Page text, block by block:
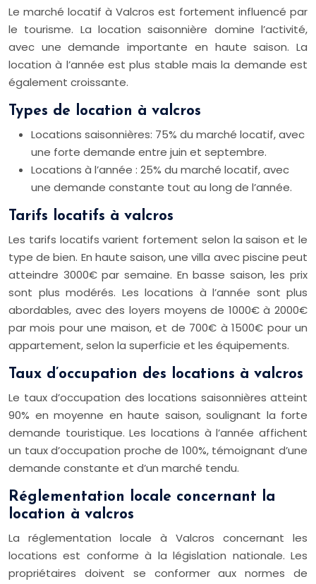
Le marché locatif à Valcros est fortement influencé par
le tourisme. La location saisonnière domine l’activité,
avec une demande importante en haute saison. La
location à l’année est plus stable mais la demande est
également croissante.
Types de location à valcros
Locations saisonnières: 75% du marché locatif, avec
une forte demande entre juin et septembre.
Locations à l’année : 25% du marché locatif, avec
une demande constante tout au long de l’année.
Tarifs locatifs à valcros
Les tarifs locatifs varient fortement selon la saison et le
type de bien. En haute saison, une villa avec piscine peut
atteindre 3000€ par semaine. En basse saison, les prix
sont plus modérés. Les locations à l’année sont plus
abordables, avec des loyers moyens de 1000€ à 2000€
par mois pour une maison, et de 700€ à 1500€ pour un
appartement, selon la superficie et les équipements.
Taux d’occupation des locations à valcros
Le taux d’occupation des locations saisonnières atteint
90% en moyenne en haute saison, soulignant la forte
demande touristique. Les locations à l’année affichent
un taux d’occupation proche de 100%, témoignant d’une
demande constante et d’un marché tendu.
Réglementation locale concernant la
location à valcros
La réglementation locale à Valcros concernant les
locations est conforme à la législation nationale. Les
propriétaires doivent se conformer aux normes de